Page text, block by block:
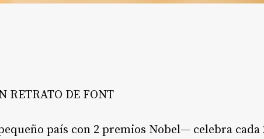
RETRATO DE FONT
país con 2 premios Nobel— celebra